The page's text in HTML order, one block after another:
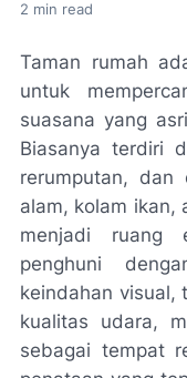
2 min read
Taman rumah
untuk
suasana yang
Biasanya terdiri
rerumputan, dan
alam, kolam ikan,
menjadi ruang
penghuni
keindahan visual,
kualitas udara,
sebagai tempat